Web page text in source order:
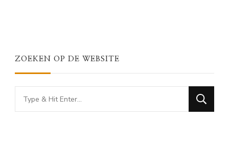
ZOEKEN OP DE WEBSITE
Looking
for